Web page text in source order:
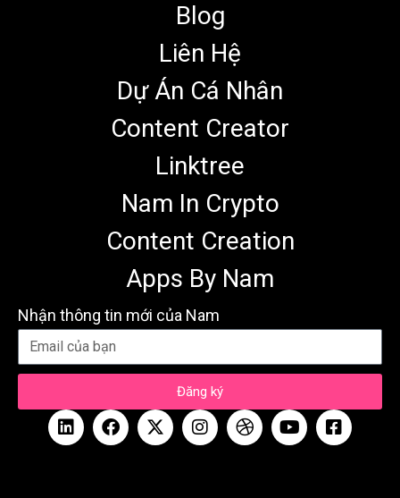
Blog
Liên Hệ
Dự Án Cá Nhân
Content Creator
Linktree
Nam In Crypto
Content Creation
Apps By Nam
Nhận thông tin mới của Nam
Đăng ký